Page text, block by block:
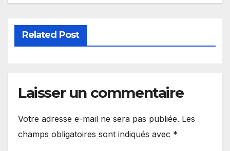
Related Post
Laisser un commentaire
Votre adresse e-mail ne sera pas publiée. Les
champs obligatoires sont indiqués avec *